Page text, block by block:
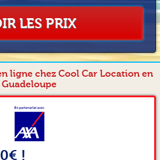
LES PRIX
ligne chez Cool Car Location en
Guadeloupe
!